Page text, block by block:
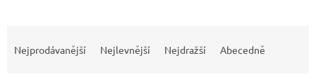
Nejprodávanější Nejlevnější Nejdražší Abecedně